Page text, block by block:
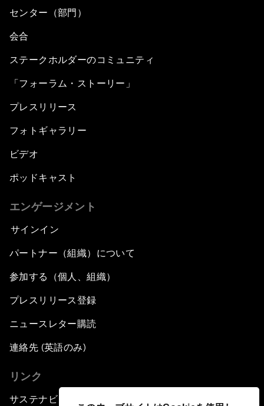
センター（部門）
会合
ステークホルダーのコミュニティ
「フォーラム・ストーリー」
プレスリリース
フォトギャラリー
ビデオ
ポッドキャスト
エンゲージメント
サインイン
パートナー（組織）について
参加する（個人、組織）
プレスリリース登録
ニュースレター購読
連絡先 (英語のみ)
リンク
サステナビリティへの取り組み